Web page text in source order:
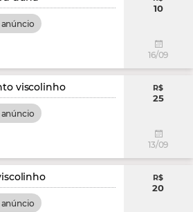
anúncio
10
16/09
viscolinho
anúncio
R$
25
13/09
anúncio
R$
20